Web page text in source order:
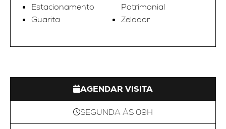
Estacionamento
Guarita
Patrimonial
Zelador
AGENDAR VISITA
SEGUNDA ÀS 09H